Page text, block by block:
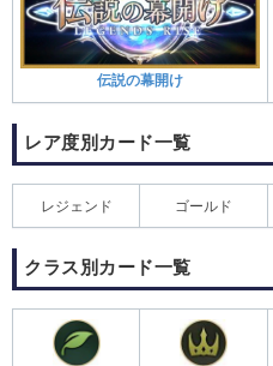
伝説の幕開け
レア度別カード一覧
レジェンド ゴールド
クラス別カード一覧